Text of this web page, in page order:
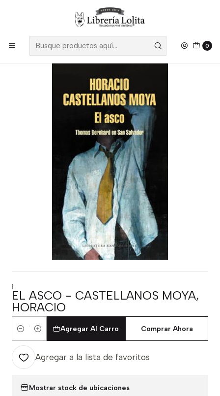
0
Despacho a todo Chile
|
EL ASCO - CASTELLANOS MOYA,
HORACIO
Cantidad
Agregar Al Carro Comprar Ahora
Agregar a la lista de favoritos
Mostrar stock de ubicaciones